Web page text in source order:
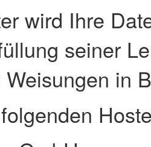
wird Ihre
seiner
in